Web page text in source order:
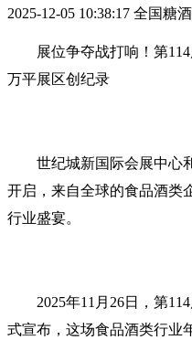
2025-12-05 10:38:17 全国糖
展位争夺战打响！第
万平展区创纪录
世纪城新国际会展中心
开启，来自全球的食品酒类
行业盛宴。
2025年11月26日，第
式宣布，这场食品酒类行业